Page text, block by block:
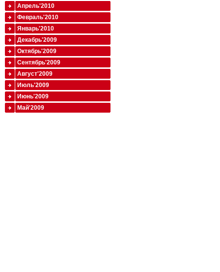
Апрель'2010
Февраль'2010
Январь'2010
Декабрь'2009
Октябрь'2009
Сентябрь'2009
Август'2009
Июль'2009
Июнь'2009
Май'2009